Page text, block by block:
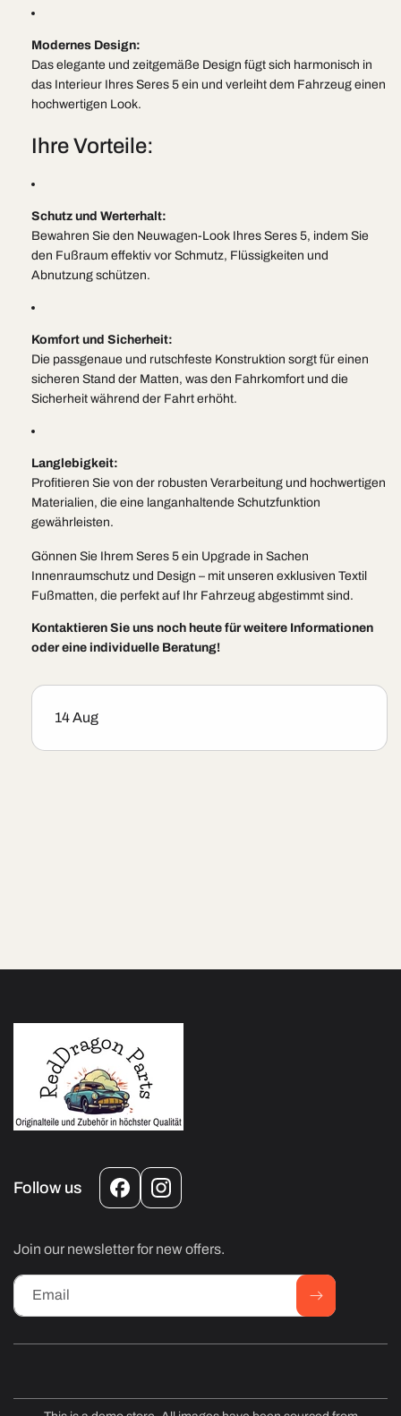
Modernes Design:
Das elegante und zeitgemäße Design fügt sich harmonisch in
das Interieur Ihres Seres 5 ein und verleiht dem Fahrzeug einen
hochwertigen Look.
Ihre Vorteile:
Schutz und Werterhalt:
Bewahren Sie den Neuwagen-Look Ihres Seres 5, indem Sie
den Fußraum effektiv vor Schmutz, Flüssigkeiten und
Abnutzung schützen.
Komfort und Sicherheit:
Die passgenaue und rutschfeste Konstruktion sorgt für einen
sicheren Stand der Matten, was den Fahrkomfort und die
Sicherheit während der Fahrt erhöht.
Langlebigkeit:
Profitieren Sie von der robusten Verarbeitung und hochwertigen
Materialien, die eine langanhaltende Schutzfunktion
gewährleisten.
Gönnen Sie Ihrem Seres 5 ein Upgrade in Sachen
Innenraumschutz und Design – mit unseren exklusiven Textil
Fußmatten, die perfekt auf Ihr Fahrzeug abgestimmt sind.
Kontaktieren Sie uns noch heute für weitere Informationen
oder eine individuelle Beratung!
14 Aug
Follow us
FacebookInstagram
Join our newsletter for new offers.
Email